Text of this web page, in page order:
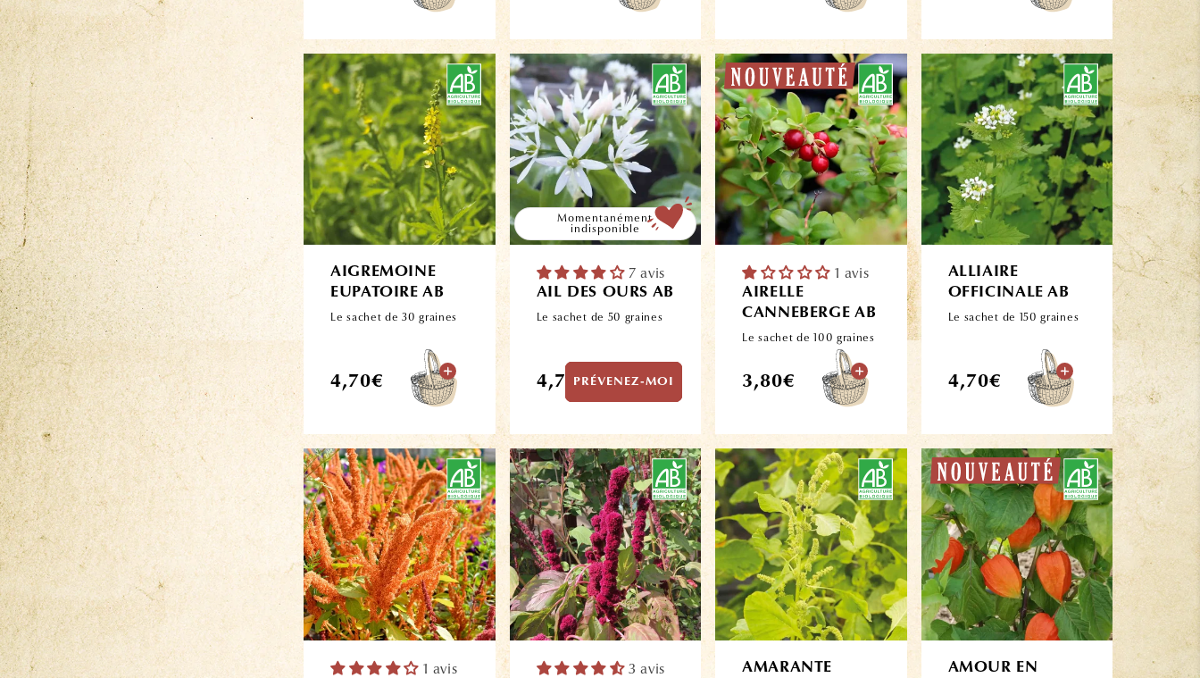
AIGREMOINE
EUPATOIRE AB
Le sachet de 30 graines
Prix
4,70€
Momentanément
indisponible
7 avis
AIL DES OURS AB
PRÉVENEZ-MOI
Le sachet de 50 graines
Prix
habituel
4,70€
1 avis
AIRELLE
CANNEBERGE AB
Le sachet de 100 graines
Prix
3,80€
ALLIAIRE
OFFICINALE AB
Le sachet de 150 graines
Prix
4,70€
1 avis 3 avis
AMARANTE
AMOUR EN